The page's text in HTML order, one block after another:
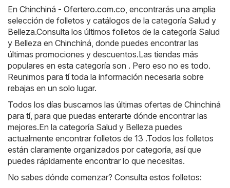
En Chinchiná - Ofertero.com.co, encontrarás una amplia
selección de folletos y catálogos de la categoría Salud y
Belleza.Consulta los últimos folletos de la categoría Salud
y Belleza en Chinchiná, donde puedes encontrar las
últimas promociones y descuentos.Las tiendas más
populares en esta categoría son . Pero eso no es todo.
Reunimos para tí toda la información necesaria sobre
rebajas en un solo lugar.
Todos los días buscamos las últimas ofertas de Chinchiná
para tí, para que puedas enterarte dónde encontrar las
mejores.En la categoría Salud y Belleza puedes
actualmente encontrar folletos de 13 .Todos los folletos
están claramente organizados por categoría, así que
puedes rápidamente encontrar lo que necesitas.
No sabes dónde comenzar? Consulta estos folletos: